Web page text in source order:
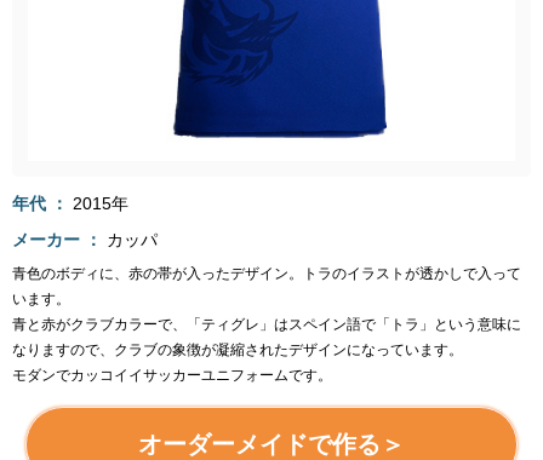
年代
2015年
メーカー
カッパ
青色のボディに、赤の帯が入ったデザイン。トラのイラストが透かしで入って
います。
青と赤がクラブカラーで、「ティグレ」はスペイン語で「トラ」という意味に
なりますので、クラブの象徴が凝縮されたデザインになっています。
モダンでカッコイイサッカーユニフォームです。
オーダーメイドで作る＞